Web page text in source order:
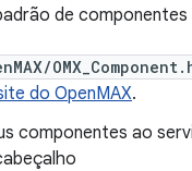
de
do OpenMAX.
componentes ao